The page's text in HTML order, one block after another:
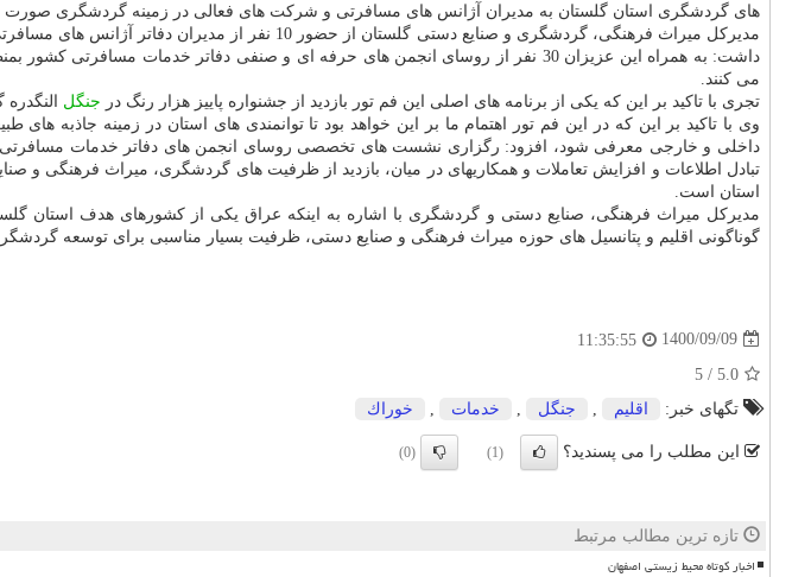
های گردشگری استان گلستان به مدیران آژانس های مسافرتی و شرکت های فعالی در زمینه گردشگری صورت
مدیرکل میراث فرهنگی، گردشگری و صنایع دستی
داشت: به همراه این عزیزان 30 نفر از روسای انجمن های حرفه ای و صنفی دفاتر
می کنند.
تجری با تاکید بر این که یکی از برنامه های اصلی این فم تور بازدید از جشنواره پاییز هزار رنگ در جنگل النگدره
وی با تاکید بر این که در این فم تور اهتمام ما بر این خواهد بود تا توانمندی های استان در زمینه
داخلی و خارجی معرفی شود، افزود: رگزاری نشست های تخصصی روسای انجمن های دفاتر خدمات
تبادل اطلاعات و افزایش تعاملات و همکاریهای در میان، بازدید از ظرفیت های گردشگری، میراث فرهنگی و
استان است.
مدیرکل میراث فرهنگی، صنایع دستی و گردشگری با اشاره به اینکه عراق یکی از کشورهای هدف استان
گوناگونی اقلیم و پتانسیل های حوزه میراث فرهنگی و صنایع دستی، ظرفیت بسیار مناسبی برای توسعه
1400/09/09
11:35:55
5.0
/
5
تگهای خبر:
اقلیم جنگل خدمات خوراك
این مطلب را می پسندید؟ (1)
(0)
تازه ترین مطالب مرتبط
اخبار کوتاه محیط زیستی اصفهان